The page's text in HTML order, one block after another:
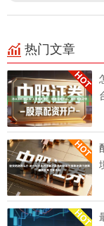
热门文章